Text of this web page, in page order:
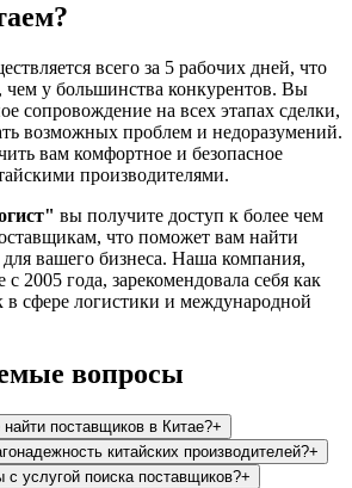
всего за 5 рабочих дней, что
чем у большинства конкурентов. Вы
сопровождение на всех этапах сделки,
возможных проблем и недоразумений.
вам комфортное и безопасное
производителями.
вы получите доступ к более чем
что поможет вам найти
для вашего бизнеса. Наша компания,
2005 года, зарекомендовала себя как
сфере логистики и международной
вопросы
поставщиков в Китае?+
китайских производителей?+
с услугой поиска поставщиков?+